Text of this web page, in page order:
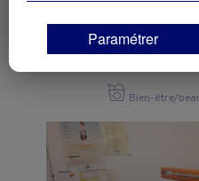
SALON DE
Hesdin-la-
Bien-être/
vos centres d'intérêt. Seuls les
déposés et lus sur votre terminal.
Vous pouvez exprimer vos
"Continuer sans accepter" ou
moment en cliquant sur le lien
page.
Paramétrer